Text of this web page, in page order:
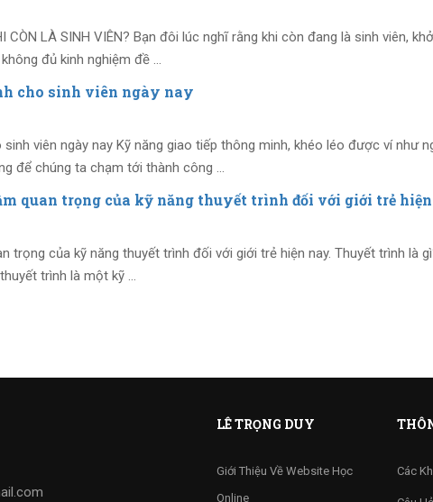
CÒN LÀ SINH VIÊN? Bạn đôi lúc nghĩ rằng khi còn đang là sinh viên,
đủ kinh nghiệm đề …
cho sinh viên ngày nay
viên ngày nay Kỹ năng giao tiếp thông minh, khéo léo được ví như
để chúng ta chạm tới thành công …
quan trọng của kỹ năng thuyết trình đối với giới trẻ
trọng của kỹ năng thuyết trình đối với giới trẻ hiện nay. Thuyết trình là
trình là một kỹ …
LÊ TRỌNG DUY
Giới Thiệu Về Website Học
Online
Các